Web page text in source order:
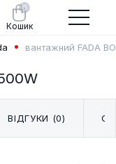
0
Кошик
вантажний FADA
ВІДГУКИ (0)